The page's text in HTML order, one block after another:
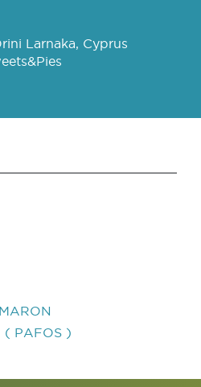
Larnaka, Cyprus
( PAFOS )